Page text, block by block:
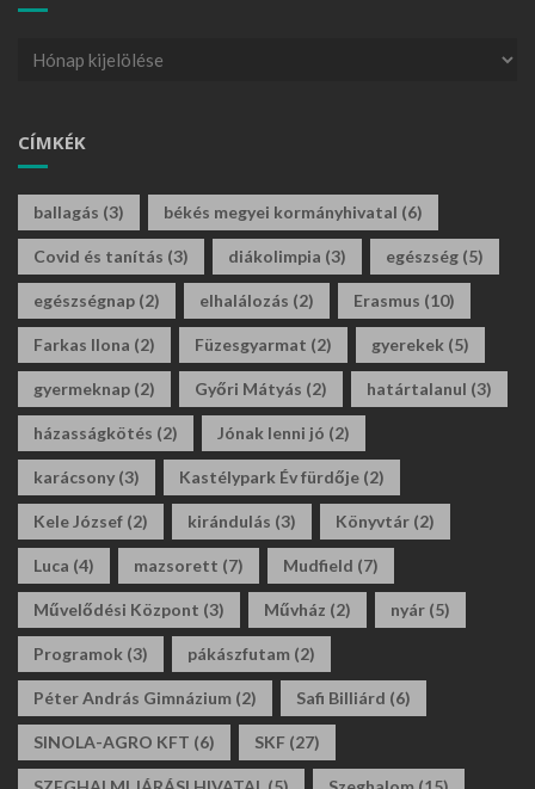
CÍMKÉK
ballagás (3) békés megyei kormányhivatal (6)
Covid és tanítás (3) diákolimpia (3) egészség (5)
egészségnap (2) elhalálozás (2) Erasmus (10)
Farkas Ilona (2) Füzesgyarmat (2) gyerekek (5)
gyermeknap (2) Győri Mátyás (2) határtalanul (3)
házasságkötés (2) Jónak lenni jó (2)
karácsony (3) Kastélypark Év fürdője (2)
Kele József (2) kirándulás (3) Könyvtár (2)
Luca (4) mazsorett (7) Mudfield (7)
Művelődési Központ (3) Művház (2) nyár (5)
Programok (3) pákászfutam (2)
Péter András Gimnázium (2) Safi Billiárd (6)
SINOLA-AGRO KFT (6) SKF (27)